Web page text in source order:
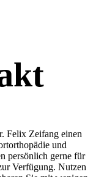
Felix Zeifang einen
und
persönlich gerne für
Verfügung. Nutzen